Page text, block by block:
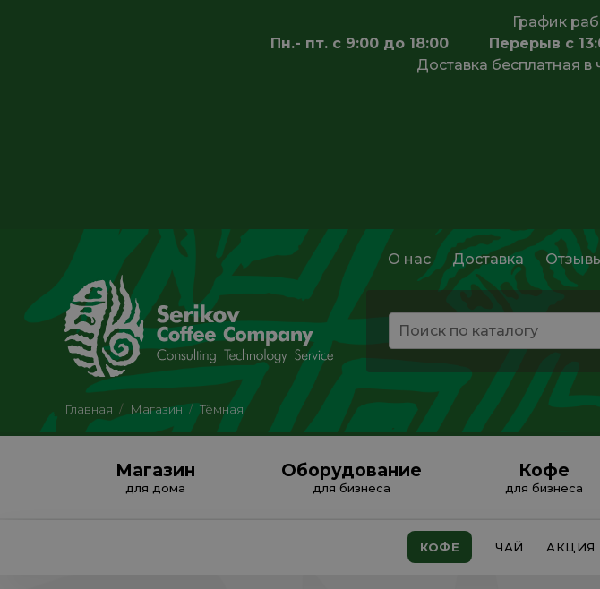
График
Пн.- пт. с 9:00 до 18:00 Перерыв с
Доставка бесплатная в
О нас Доставка
Главная / Магазин / Тёмная
Магазин
для дома
Оборудование
для бизнеса
Кофе
для бизнеса
КОФЕ ЧАЙ АКЦИЯ